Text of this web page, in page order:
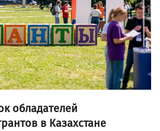
обладателей
в Казахстане